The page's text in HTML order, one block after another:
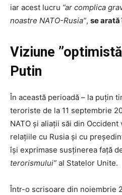
iar acest lucru ”ar complica
noastre NATO-Rusia”, se
Viziune
Putin
În această perioadă – la puţin
teroriste de la 11 septembrie
NATO şi aliaţii săi din
relaţiile cu Rusia şi cu
îşi exprimase susţinerea faţă
terorismului” al Statelor Unite.
Într-o scrisoare din noiembrie